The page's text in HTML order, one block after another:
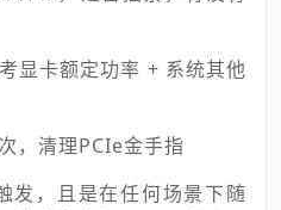
显卡额定功率 + 系统其他
，清理PCIe金手指
发，且是在任何场景下随